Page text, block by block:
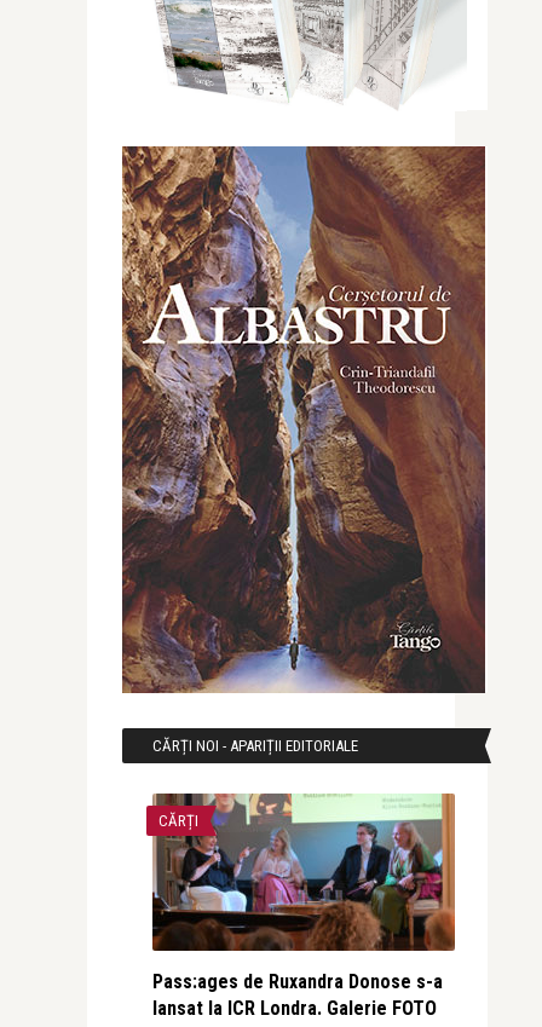
CĂRȚI NOI - APARIȚII EDITORIALE
CĂRȚI
Pass:ages de Ruxandra Donose s-a
lansat la ICR Londra. Galerie FOTO